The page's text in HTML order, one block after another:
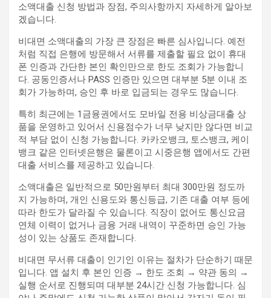
소액대출 신청 방법과 장점, 주의사항까지 자세하게 알아보
겠습니다.
비대면 소액대출의 가장 큰 장점은 빠른 심사입니다. 예전
처럼 직접 은행에 방문해서 서류를 제출할 필요 없이 휴대
폰 인증과 간단한 본인 확인만으로 한도 조회가 가능합니
다. 공동인증서나 PASS 인증만 있으면 대부분 5분 이내 조
회가 가능하며, 승인 후 바로 입금되는 경우도 많습니다.
특히 최근에는 1금융권에서도 모바일 전용 비상금대출 상
품을 운영하고 있어서 신용점수가 너무 낮지만 않다면 비교
적 부담 없이 신청 가능합니다. 카카오뱅크, 토스뱅크, 케이
뱅크 같은 인터넷은행은 물론이고 시중은행 앱에서도 간편
대출 서비스를 제공하고 있습니다.
소액대출은 일반적으로 50만원부터 최대 300만원 정도까
지 가능하며, 개인 신용도와 통신등급, 기존 대출 여부 등에
따라 한도가 달라질 수 있습니다. 직장이 없어도 통신요금
연체 이력이 없거나 금융 거래 내역이 꾸준하면 승인 가능
성이 있는 상품도 존재합니다.
비대면 무서류 대출이 인기인 이유는 절차가 단순하기 때문
입니다. 앱 설치 후 본인 인증 → 한도 조회 → 약관 동의 →
실행 순서로 진행되며 대부분 24시간 신청 가능합니다. 심